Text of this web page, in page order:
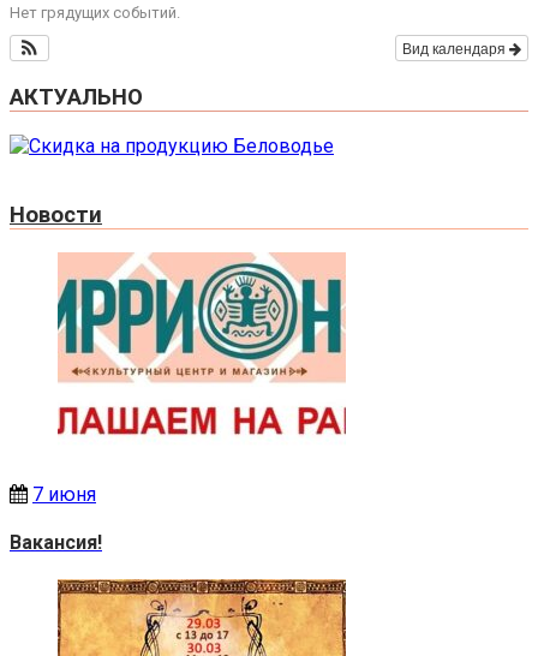
Нет грядущих событий.
Вид календаря
АКТУАЛЬНО
Новости
7 июня
Вакансия!